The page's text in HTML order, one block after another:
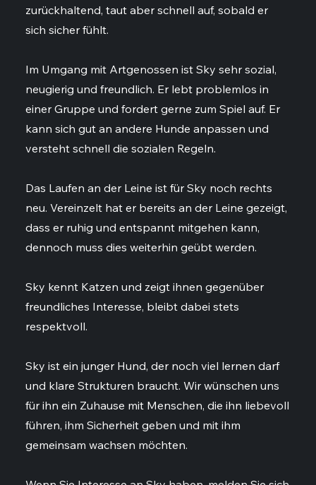
zurückhaltend, taut aber schnell auf, sobald er
sich sicher fühlt.
Im Umgang mit Artgenossen ist Sky sehr sozial,
neugierig und freundlich. Er lebt problemlos in
einer Gruppe und fordert gerne zum Spiel auf. Er
kann sich gut an andere Hunde anpassen und
versteht schnell die sozialen Regeln.
Das Laufen an der Leine ist für Sky noch rechts
neu. Vereinzelt hat er bereits an der Leine gezeigt,
dass er ruhig und entspannt mitgehen kann,
dennoch muss dies weiterhin geübt werden.
Sky kennt Katzen und zeigt ihnen gegenüber
freundliches Interesse, bleibt dabei stets
respektvoll.
Sky ist ein junger Hund, der noch viel lernen darf
und klare Strukturen braucht. Wir wünschen uns
für ihn ein Zuhause mit Menschen, die ihn liebevoll
führen, ihm Sicherheit geben und mit ihm
gemeinsam wachsen möchten.